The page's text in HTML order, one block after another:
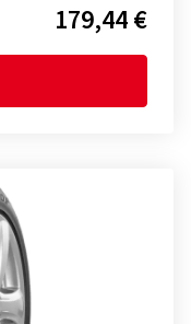
179,44 €